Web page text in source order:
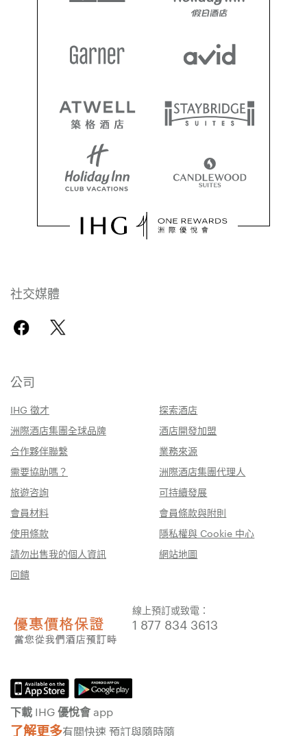
社交媒體
公司
IHG 徵才
探索酒店
洲際酒店集團全球品牌
酒店開發加盟
合作夥伴聯繫
業務來源
需要協助嗎？
洲際酒店集團代理人
旅遊咨詢
可持續發展
會員材料
會員條款與附則
使用條款
隱私權與 Cookie 中心
請勿出售我的個人資訊
網站地圖
回饋
線上預訂或致電：
1 877 834 3613
下載 IHG 優悅會 app
了解更多有關快速 預訂與隨時隨